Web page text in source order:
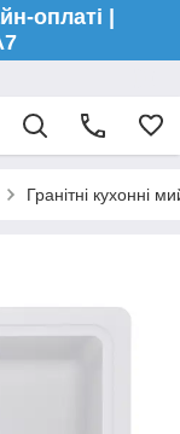
оплаті |
Гранітні кухонні